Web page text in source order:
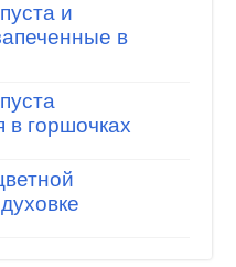
и
в
в горшочках